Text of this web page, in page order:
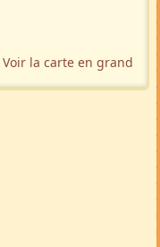
Voir la carte en grand